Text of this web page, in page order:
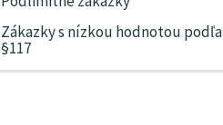
Zákazky s nízkou hodnotou podľa
§117